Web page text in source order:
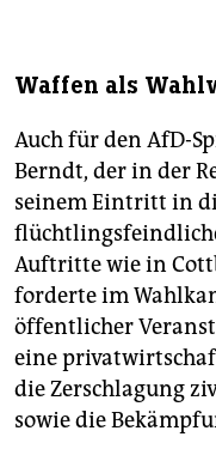
Waffen als
Auch für den AfD-
Berndt, der in der
seinem Eintritt in
Auftritte wie in
forderte im
öffentlicher
eine
die Zerschlagung
sowie die